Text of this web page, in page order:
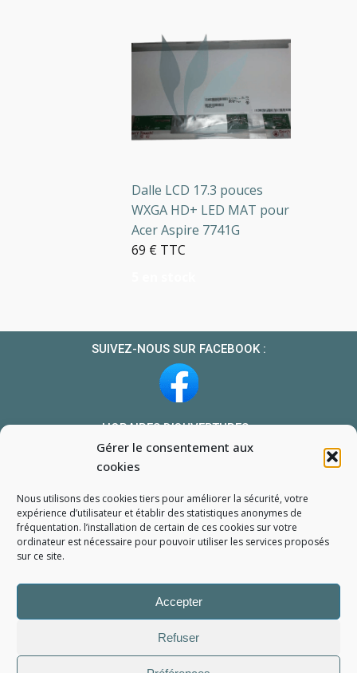
Gérer le consentement aux
cookies
Nous utilisons des cookies tiers pour améliorer la sécurité, votre
expérience d’utilisateur et établir des statistiques anonymes de
fréquentation. l’installation de certain de ces cookies sur votre
ordinateur est nécessaire pour pouvoir utiliser les services proposés
sur ce site.
Accepter
Refuser
Dalle LCD 17.3 pouces
WXGA HD+ LED MAT pour
Acer Aspire 7741G
69 € TTC
SUIVEZ-NOUS SUR FACEBOOK :
HORAIRES D’OUVERTURES :
Du lundi au vendredi : 10h-13h et 14h-19h
Le samedi : 10h-13h 14h-18h
NOUS TROUVER
Mon compte
Formulaire de demande de pièce